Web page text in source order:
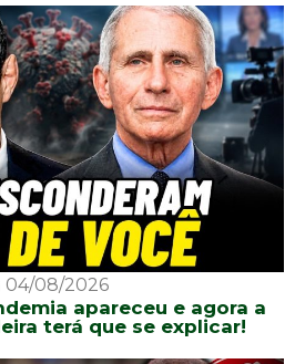
04/08/2026
apareceu e agora a
terá que se explicar!